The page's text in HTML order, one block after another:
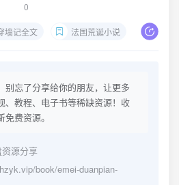
0
墙记全文 法国荒诞小说 埃梅
别忘了分享给你的朋友，让更多
、教程、电子书等稀缺资源！收
费资源。
源分享
book/emei-duanpian-